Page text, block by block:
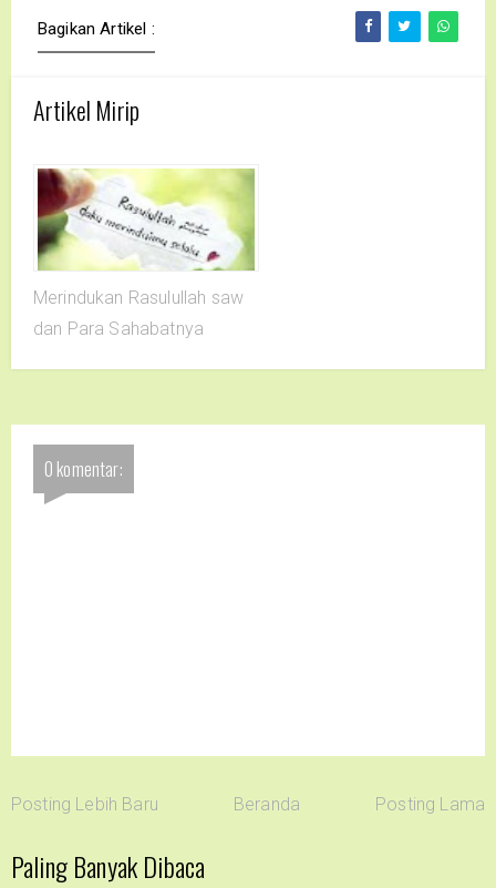
Bagikan Artikel :
Artikel Mirip
Merindukan Rasulullah saw
dan Para Sahabatnya
0 komentar:
Posting Lebih Baru Beranda Posting Lama
Paling Banyak Dibaca